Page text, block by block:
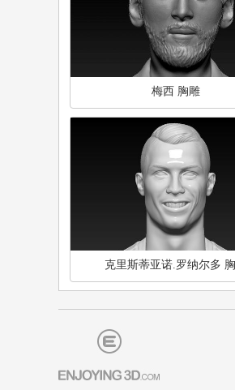
梅西 胸雕
克里斯蒂亚诺.罗纳尔多